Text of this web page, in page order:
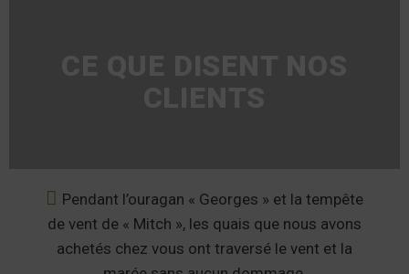
Pendant l’ouragan « Georges » et la tempête
de vent de « Mitch », les quais que nous avons
achetés chez vous ont traversé le vent et la